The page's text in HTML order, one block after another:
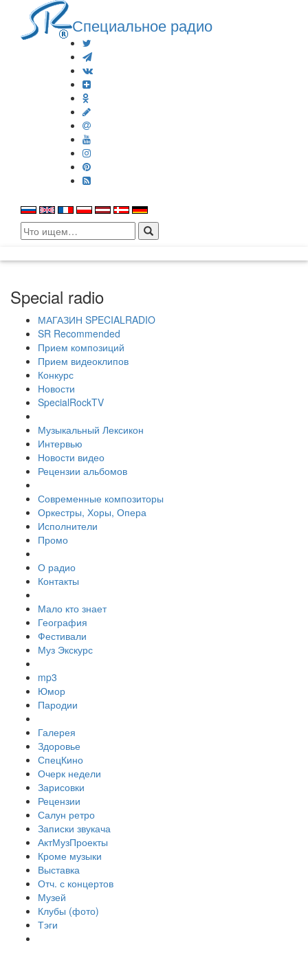
Специальное радио
Search
for:
Special radio
МАГАЗИН SPECIALRADIO
SR Recommended
Прием композиций
Прием видеоклипов
Конкурс
Новости
SpecialRockTV
Музыкальный Лексикон
Интервью
Новости видео
Рецензии альбомов
Современные композиторы
Оркестры, Хоры, Опера
Исполнители
Промо
О радио
Контакты
Мало кто знает
География
Фестивали
Муз Экскурс
mp3
Юмор
Пародии
Галерея
Здоровье
СпецКино
Очерк недели
Зарисовки
Рецензии
Салун ретро
Записки звукача
АктМузПроекты
Кроме музыки
Выставка
Отч. с концертов
Музей
Клубы (фото)
Тэги